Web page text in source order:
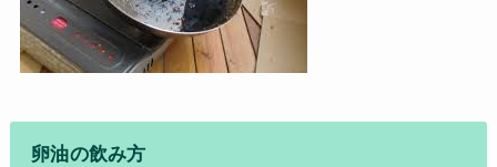
卵油の飲み方